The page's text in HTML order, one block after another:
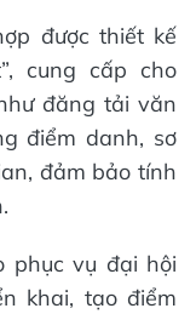
được thiết kế
cung cấp cho
đăng tải văn
điểm danh, sơ
đảm bảo tính
phục vụ đại hội
khai, tạo điểm